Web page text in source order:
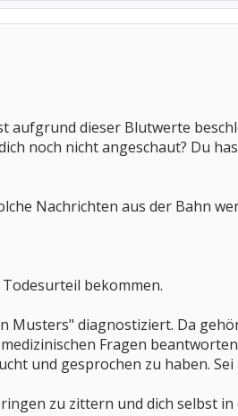
aufgrund dieser Blutwerte
noch nicht angeschaut? Du
Nachrichten aus der Bahn
bekommen.
Musters" diagnostiziert. Da
Fragen
und gesprochen zu haben.
zu zittern und dich selbst